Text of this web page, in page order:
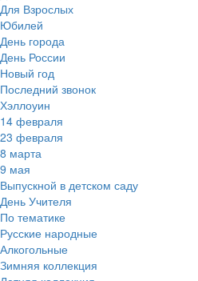
Для Взрослых
Юбилей
День города
День России
Новый год
Последний звонок
Хэллоуин
14 февраля
23 февраля
8 марта
9 мая
Выпускной в детском саду
День Учителя
По тематике
Русские народные
Алкогольные
Зимняя коллекция